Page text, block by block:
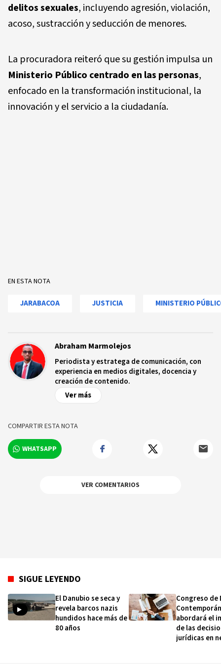
delitos sexuales, incluyendo agresión, violación,
acoso, sustracción y seducción de menores.
La procuradora reiteró que su gestión impulsa un
Ministerio Público centrado en las personas,
enfocado en la transformación institucional, la
innovación y el servicio a la ciudadanía.
EN ESTA NOTA
JARABACOA JUSTICIA MINISTERIO
Abraham Marmolejos
Periodista y estratega de comunicación, con
experiencia en medios digitales, docencia y
creación de contenido.
Ver más
COMPARTIR ESTA NOTA
WHATSAPP
VER COMENTARIOS
SIGUE LEYENDO
El Danubio se seca y
revela barcos nazis
hundidos hace más de
80 años
Congreso de
abordará el
de las
jurídicas en